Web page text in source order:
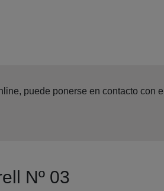
puede ponerse en contacto con el
Nº 03